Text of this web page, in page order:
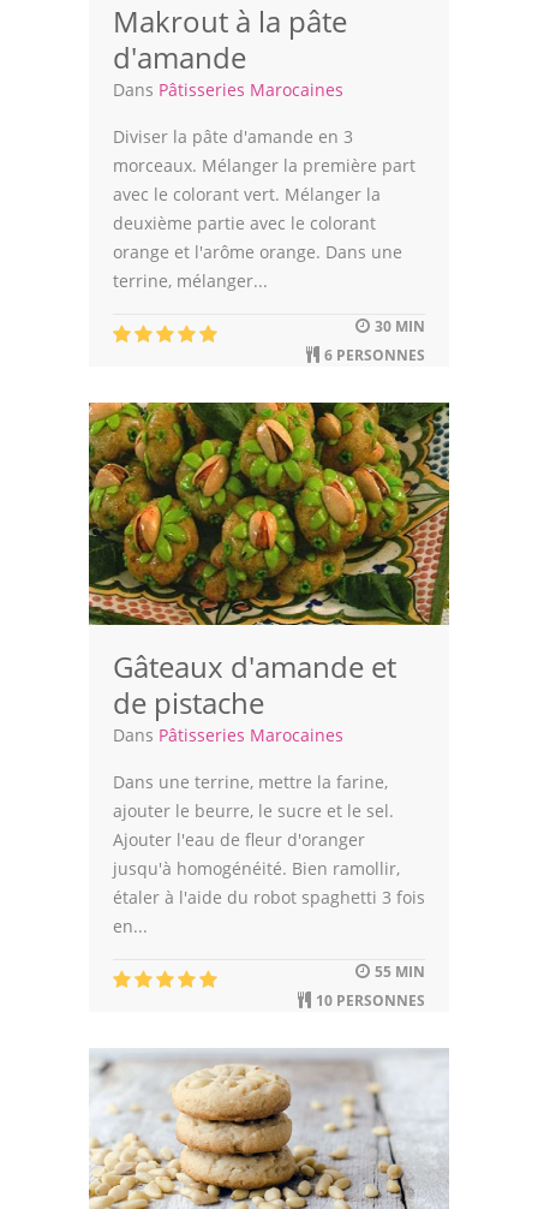
Makrout à la pâte
d'amande
Dans Pâtisseries Marocaines
Diviser la pâte d'amande en 3
morceaux. Mélanger la première part
avec le colorant vert. Mélanger la
deuxième partie avec le colorant
orange et l'arôme orange. Dans une
terrine, mélanger...
30 MIN
6 PERSONNES
Gâteaux d'amande et
de pistache
Dans Pâtisseries Marocaines
Dans une terrine, mettre la farine,
ajouter le beurre, le sucre et le sel.
Ajouter l'eau de fleur d'oranger
jusqu'à homogénéité. Bien ramollir,
étaler à l'aide du robot spaghetti 3 fois
en...
55 MIN
10 PERSONNES